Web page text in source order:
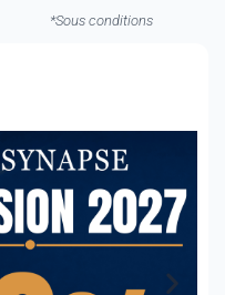
*Sous conditions